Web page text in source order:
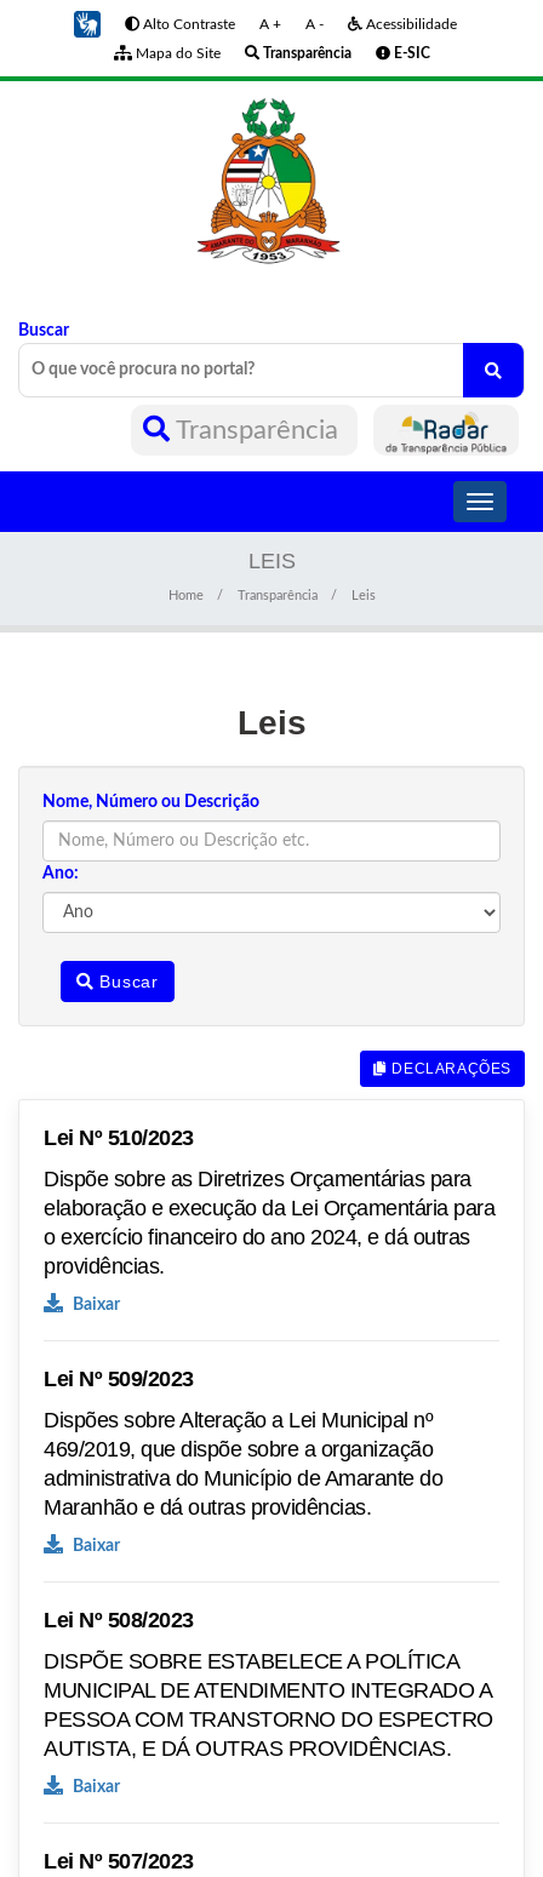
Alto Contraste A + A -
Acessibilidade
Mapa do Site
Transparência E-SIC
Buscar
Transparência
Toggle
LEIS
Home Transparência Leis
Leis
Nome, Número ou Descrição
Ano:
Buscar
DECLARAÇÕES
Lei Nº 510/2023
Dispõe sobre as Diretrizes Orçamentárias para
elaboração e execução da Lei Orçamentária para
o exercício financeiro do ano 2024, e dá outras
providências.
Baixar
Lei Nº 509/2023
Dispões sobre Alteração a Lei Municipal nº
469/2019, que dispõe sobre a organização
administrativa do Município de Amarante do
Maranhão e dá outras providências.
Baixar
Lei Nº 508/2023
DISPÕE SOBRE ESTABELECE A POLÍTICA
MUNICIPAL DE ATENDIMENTO INTEGRADO A
PESSOA COM TRANSTORNO DO ESPECTRO
AUTISTA, E DÁ OUTRAS PROVIDÊNCIAS.
Baixar
Lei Nº 507/2023